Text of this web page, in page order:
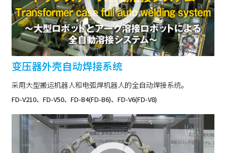
变压器外壳自动焊接系统
采用大型搬运机器人和电弧焊机器人的全自动焊接系统。
FD-V210、FD-V50、FD-B4(FD-B6)、FD-V6(FD-V8)